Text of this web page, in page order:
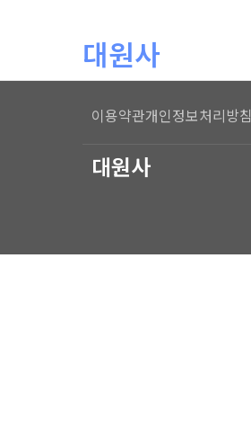
대원사
이용약관개인정보처리방침
대원사